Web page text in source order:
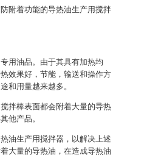
附着功能的导热油生产用搅拌
用油品。由于其具有加热均
效果好，节能，输送和操作方
和用量越来越多。
拌棒表面都会附着大量的导热
他产品。
油生产用搅拌器，以解决上述
大量的导热油，在造成导热油